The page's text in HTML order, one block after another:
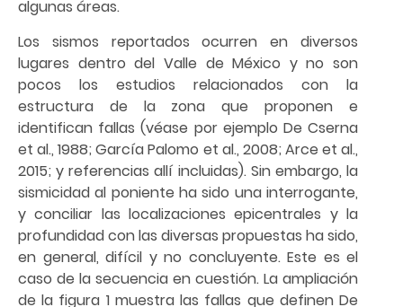
algunas áreas.
Los sismos reportados ocurren en diversos
lugares dentro del Valle de México y no son
pocos los estudios relacionados con la
estructura de la zona que proponen e
identifican fallas (véase por ejemplo De Cserna
et al., 1988; García Palomo et al., 2008; Arce et al.,
2015; y referencias allí incluidas). Sin embargo, la
sismicidad al poniente ha sido una interrogante,
y conciliar las localizaciones epicentrales y la
profundidad con las diversas propuestas ha sido,
en general, difícil y no concluyente. Este es el
caso de la secuencia en cuestión. La ampliación
de la figura 1 muestra las fallas que definen De